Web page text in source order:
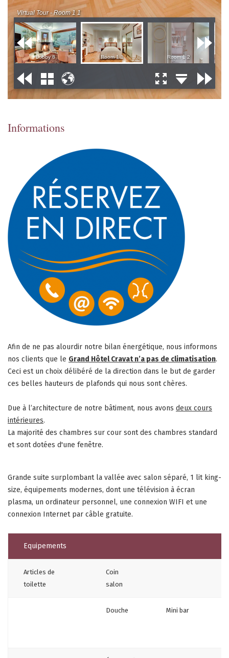
Informations
Afin de ne pas alourdir notre bilan énergétique, nous informons
nos clients que le Grand Hôtel Cravat n’a pas de climatisation.
Ceci est un choix délibéré de la direction dans le but de garder
ces belles hauteurs de plafonds qui nous sont chères.
Due à l’architecture de notre bâtiment, nous avons deux cours
intérieures.
La majorité des chambres sur cour sont des chambres standard
et sont dotées d'une fenêtre.
Grande suite surplombant la vallée avec salon séparé, 1 lit king-
size, équipements modernes, dont une télévision à écran
plasma, un ordinateur personnel, une connexion WIFI et une
connexion Internet par câble gratuite.
Equipements
Articles de
toilette
Coin
salon
Douche Mini bar